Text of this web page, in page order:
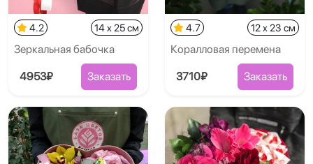
4.2 14 x 25 см
Зеркальная бабочка
4953₽ Заказать
4.7 12 x 23 см
Коралловая перемена
3710₽ Заказать